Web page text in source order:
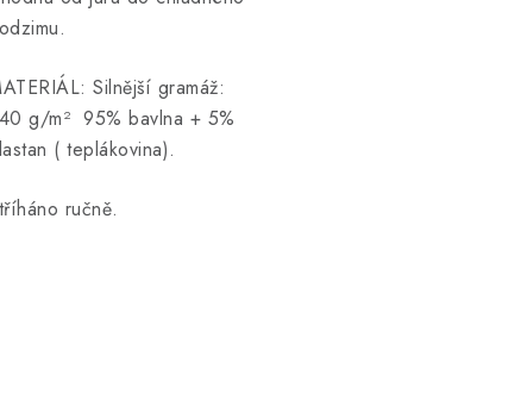
Silnější gramáž:
g/m² 95% bavlna + 5%
( teplákovina).
ručně.